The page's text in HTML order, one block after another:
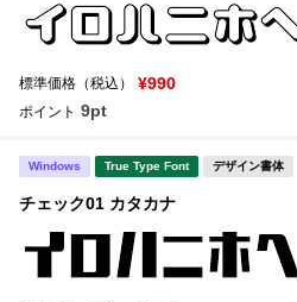
標準価格（税込） ¥990
ポイント 9pt
Windows True Type Font デザイン書体
チェック01 カタカナ